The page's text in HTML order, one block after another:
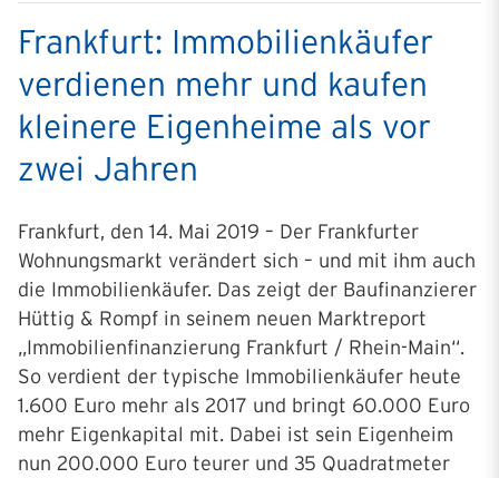
Frankfurt: Immobilienkäufer
verdienen mehr und kaufen
kleinere Eigenheime als vor
zwei Jahren
Frankfurt, den 14. Mai 2019 – Der Frankfurter
Wohnungsmarkt verändert sich – und mit ihm auch
die Immobilienkäufer. Das zeigt der Baufinanzierer
Hüttig & Rompf in seinem neuen Marktreport
„Immobilienfinanzierung Frankfurt / Rhein-Main“.
So verdient der typische Immobilienkäufer heute
1.600 Euro mehr als 2017 und bringt 60.000 Euro
mehr Eigenkapital mit. Dabei ist sein Eigenheim
nun 200.000 Euro teurer und 35 Quadratmeter